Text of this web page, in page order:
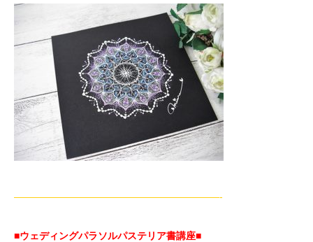
—————————————————————-
■ウェディングパラソルパステリア書講座■